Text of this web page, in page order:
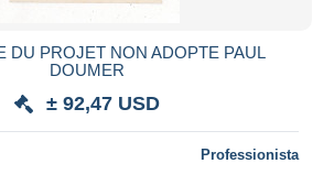
DU PROJET NON ADOPTE PAUL
DOUMER
± 92,47 USD
Professionista